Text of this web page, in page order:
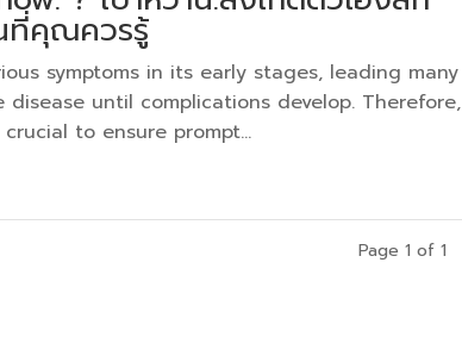
ที่คุณควรรู้
symptoms in its early stages, leading many
until complications develop. Therefore,
to ensure prompt...
Page 1 of 1